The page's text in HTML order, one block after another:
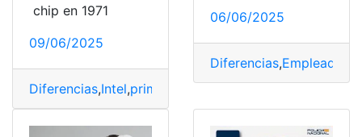
chip en 1971
09/06/2025
Diferencias,Intel,primer Procesador
06/06/2025
Diferencias,Empleado